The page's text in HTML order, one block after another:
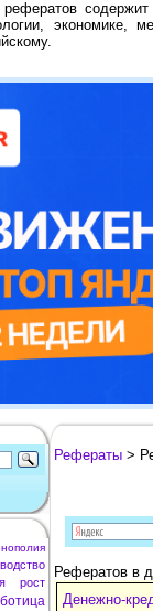
рефератов
экономике,
рост
Рефераты >
Рефератов в
Денежно-